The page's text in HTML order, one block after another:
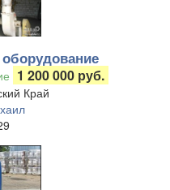
1 200 000 руб.
Край